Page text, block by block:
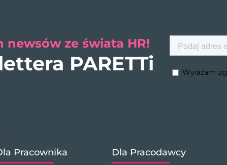
newsów ze świata HR!
PARETTi
Pracownika Dla Pracodawcy